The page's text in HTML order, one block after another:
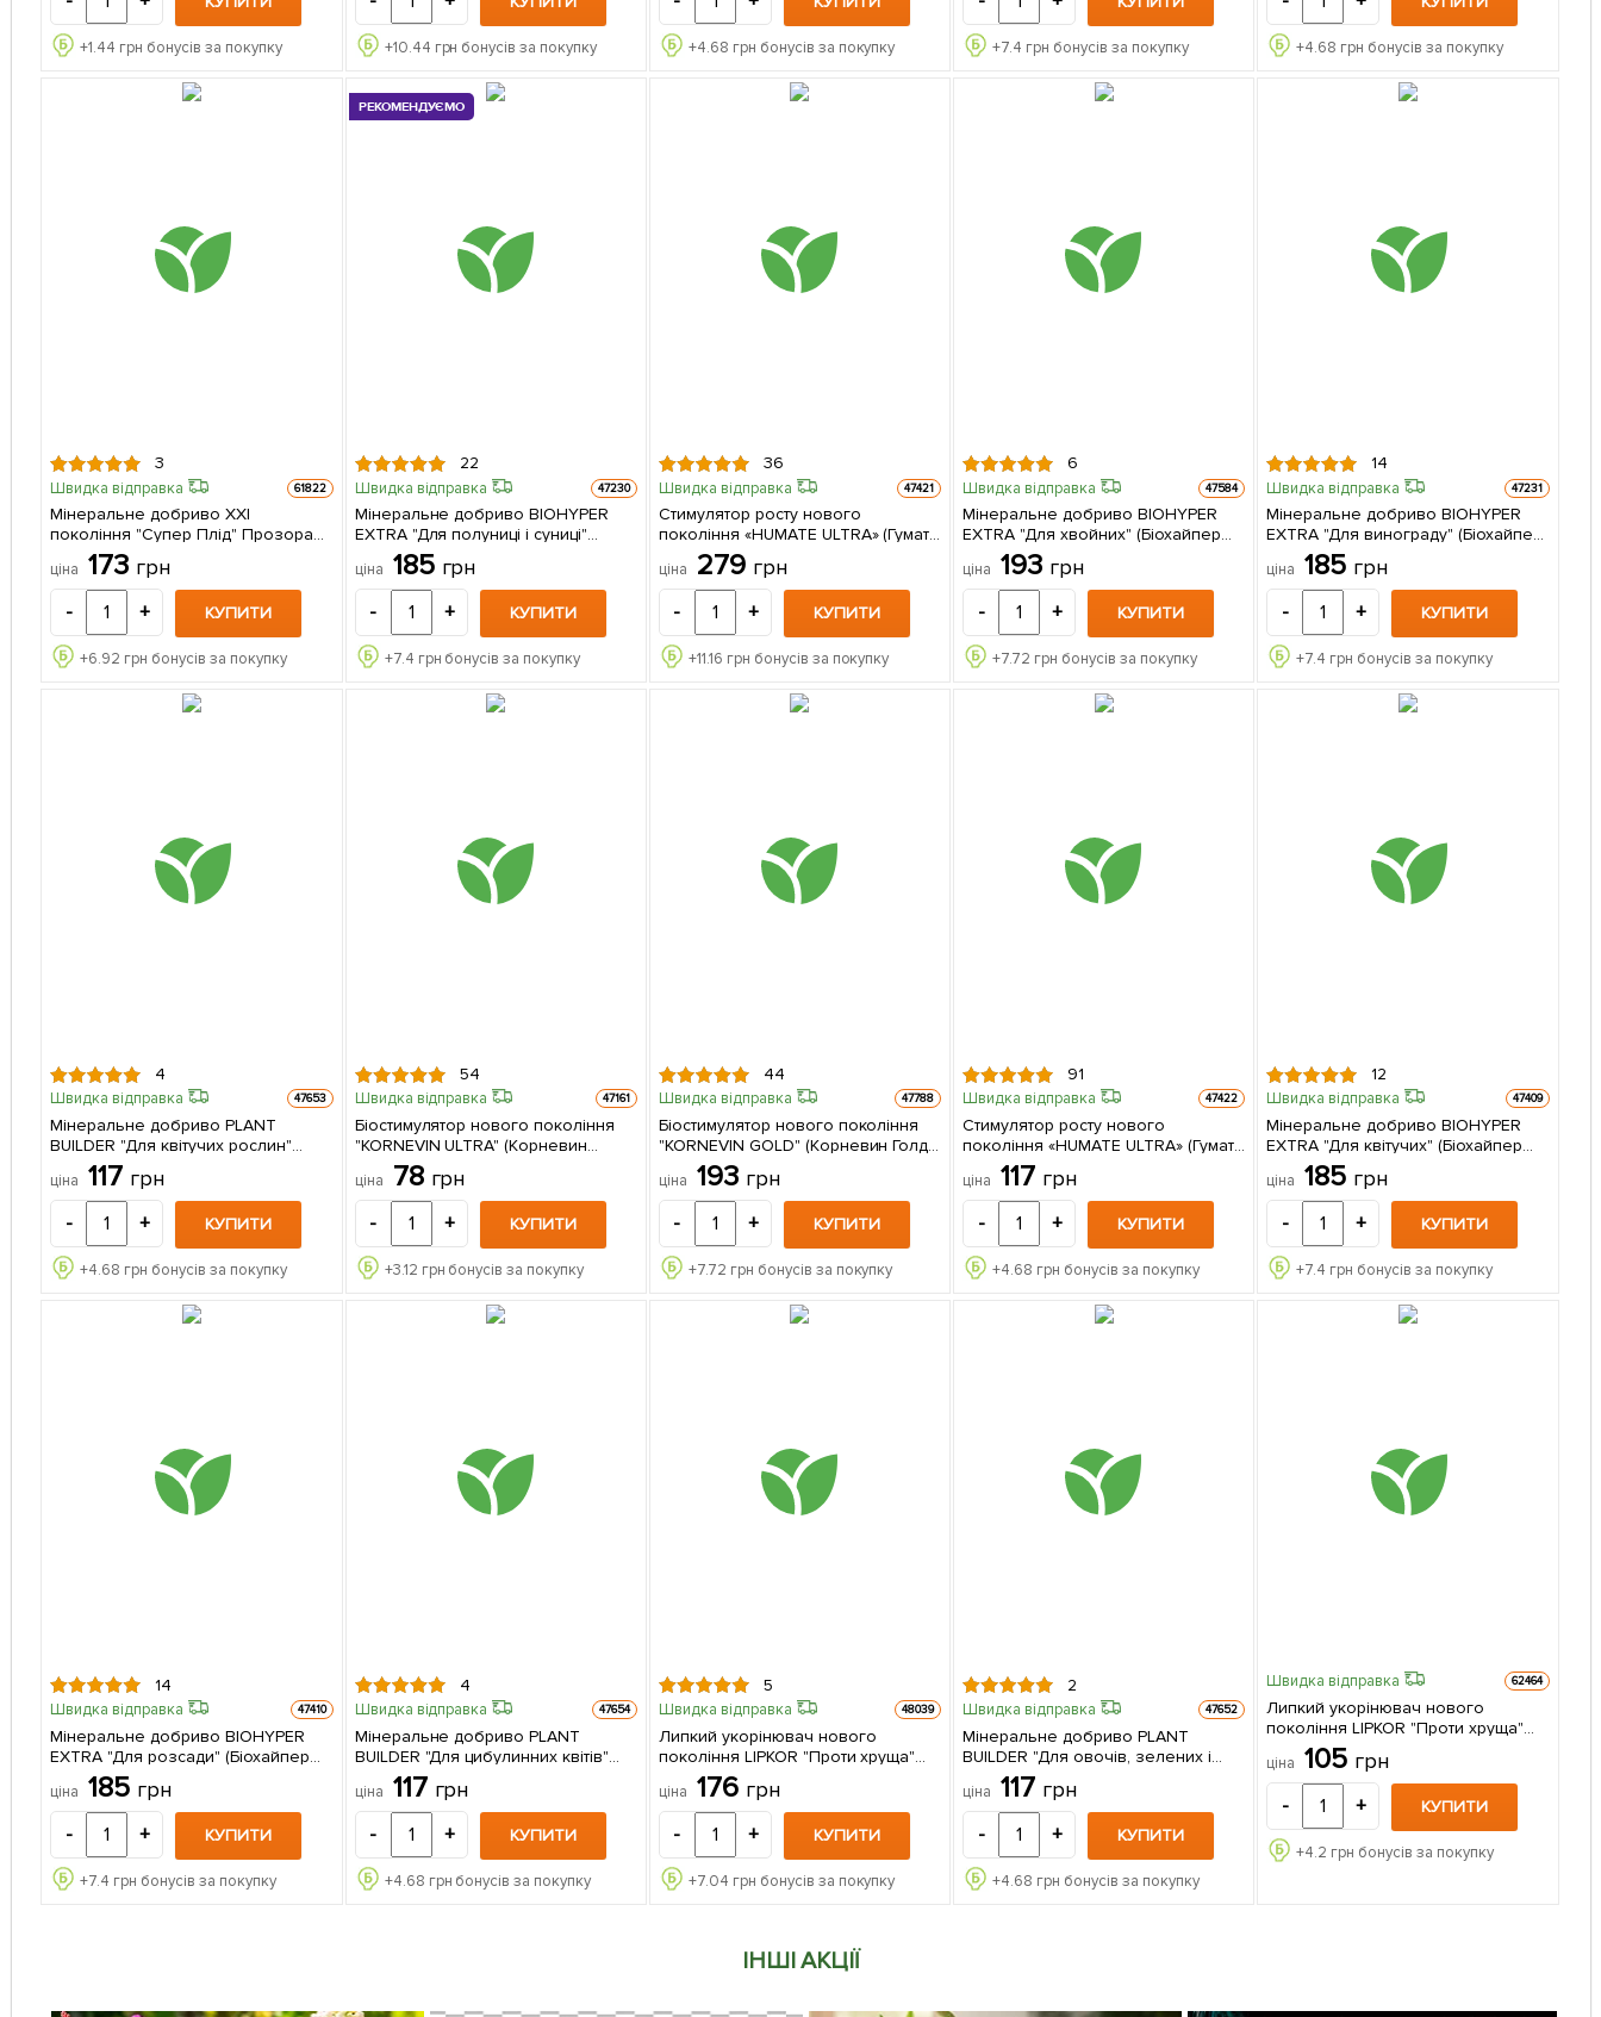
+1.44 грн бонусів за покупку +10.44 грн бонусів за покупку +4.68 грн бонусів за покупку +7.4 грн бонусів за покупку +4.68 грн бонусів за покупку
3
Швидка відправка 61822
Мiнеральне добриво ХХI
поколiння "Супер Плiд" Прозора
банка - прозора якiсть ТМ "AGRO-
X" 120г
ціна 173 грн
- + КУПИТИ
+6.92 грн бонусів за покупку
РЕКОМЕНДУЄМО
22
Швидка відправка 47230
Мінеральне добриво BIOHYPER
EXTRA "Для полуниці і суниці"
(Біохайпер Екстра) ТМ "AGRO-X"
100г
ціна 185 грн
- + КУПИТИ
+7.4 грн бонусів за покупку
36
Швидка відправка 47421
Стимулятор росту нового
покоління «HUMATE ULTRA» (Гумат
Ультра) «Extract of green algae»
(Екстракт морських водоростей)
ТМ "AGRO-X" 80г
ціна 279 грн
- + КУПИТИ
+11.16 грн бонусів за покупку
6
Швидка відправка 47584
Мінеральне добриво BIOHYPER
EXTRA "Для хвойних" (Біохайпер
Екстра) ТМ "AGRO-X" 100г
ціна 193 грн
- + КУПИТИ
+7.72 грн бонусів за покупку
14
Швидка відправка 47231
Мінеральне добриво BIOHYPER
EXTRA "Для винограду" (Біохайпер
Екстра) ТМ "AGRO-X" 100г
ціна 185 грн
- + КУПИТИ
+7.4 грн бонусів за покупку
4
Швидка відправка 47653
Мінеральне добриво PLANT
BUILDER "Для квітучих рослин"
(Плант билдер) ТМ "AGRO-X" 80г
ціна 117 грн
- + КУПИТИ
+4.68 грн бонусів за покупку
54
Швидка відправка 47161
Біостимулятор нового покоління
"KORNEVIN ULTRA" (Корневин
Ультра) ТМ "AGRO-X" 15г
ціна 78 грн
- + КУПИТИ
+3.12 грн бонусів за покупку
44
Швидка відправка 47788
Біостимулятор нового покоління
"KORNEVIN GOLD" (Корневин Голд)
ТМ "AGRO-X" 100г
ціна 193 грн
- + КУПИТИ
+7.72 грн бонусів за покупку
91
Швидка відправка 47422
Стимулятор росту нового
покоління «HUMATE ULTRA» (Гумат
Ультра) «Extract of green algae»
(Екстракт морських водоростей)
ТМ "AGRO-X" 20г
ціна 117 грн
- + КУПИТИ
+4.68 грн бонусів за покупку
12
Швидка відправка 47409
Мінеральне добриво BIOHYPER
EXTRA "Для квітучих" (Біохайпер
Екстра) ТМ "AGRO-X" 100г
ціна 185 грн
- + КУПИТИ
+7.4 грн бонусів за покупку
14
Швидка відправка 47410
Мінеральне добриво BIOHYPER
EXTRA "Для розсади" (Біохайпер
Екстра) ТМ "AGRO-X" 100г
ціна 185 грн
- + КУПИТИ
+7.4 грн бонусів за покупку
4
Швидка відправка 47654
Мінеральне добриво PLANT
BUILDER "Для цибулинних квітів"
(Плант билдер) ТМ "AGRO-X" 80г
ціна 117 грн
- + КУПИТИ
+4.68 грн бонусів за покупку
5
Швидка відправка 48039
Липкий укорінювач нового
покоління LIPKOR "Проти хруща"
(Ліпкор) ТМ "AGRO-X" 1л
ціна 176 грн
- + КУПИТИ
+7.04 грн бонусів за покупку
2
Швидка відправка 47652
Мінеральне добриво PLANT
BUILDER "Для овочів, зелених і
пряних культур" (Плант билдер) ТМ
"AGRO-X" 80г
ціна 117 грн
- + КУПИТИ
+4.68 грн бонусів за покупку
Швидка відправка 62464
Липкий укорінювач нового
покоління LIPKOR "Проти хруща"
(Ліпкор) ТМ "AGRO-X" 300мл
ціна 105 грн
- + КУПИТИ
+4.2 грн бонусів за покупку
ІНШІ АКЦІЇ